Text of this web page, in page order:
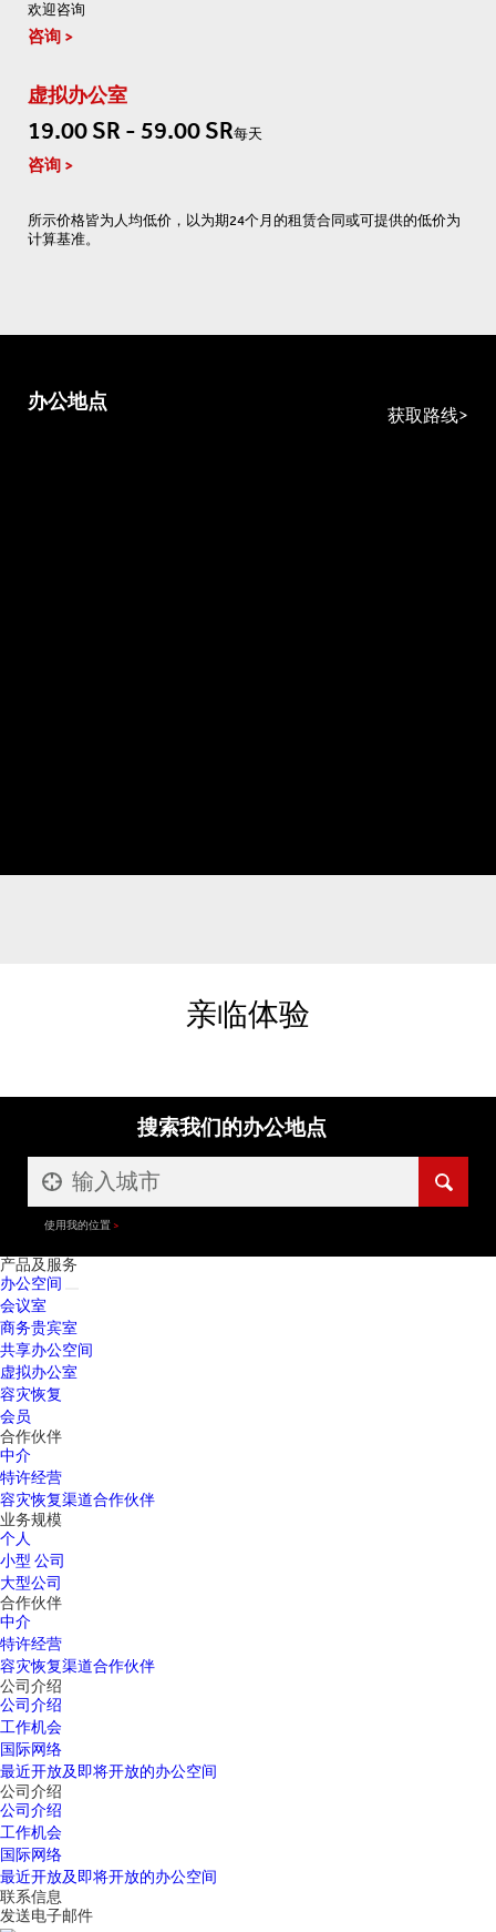
欢迎咨询
咨询
虚拟办公室
19.00 SR - 59.00 SR每天
咨询
所示价格皆为人均低价，以为期24个月的租赁合同或可提供的低价为
计算基准。
办公地点
获取路线
亲临体验
搜索我们的办公地点
使用我的位置
产品及服务
办公空间
会议室
商务贵宾室
共享办公空间
虚拟办公室
容灾恢复
会员
合作伙伴
中介
特许经营
容灾恢复渠道合作伙伴
业务规模
个人
小型 公司
大型公司
合作伙伴
中介
特许经营
容灾恢复渠道合作伙伴
公司介绍
公司介绍
工作机会
国际网络
最近开放及即将开放的办公空间
公司介绍
公司介绍
工作机会
国际网络
最近开放及即将开放的办公空间
联系信息
发送电子邮件